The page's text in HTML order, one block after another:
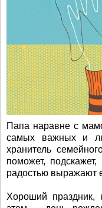
Папа наравне с
самых важных и
хранитель
поможет,
радостью выражают
Хороший праздник,